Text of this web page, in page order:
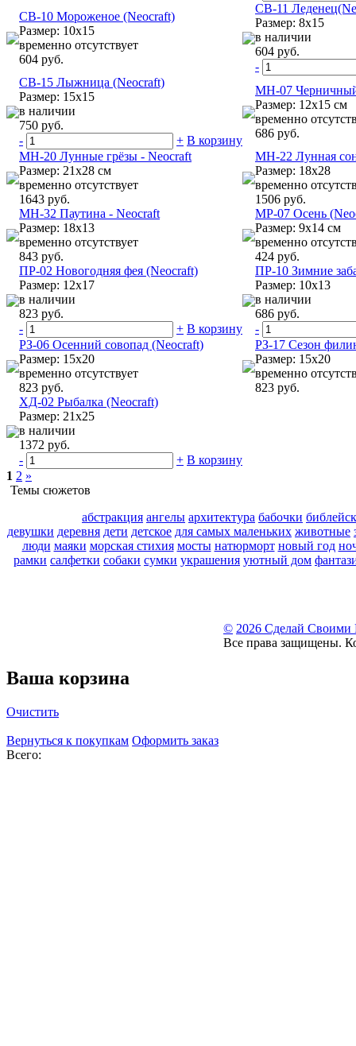
CB-10 Мороженое (Neocraft)
Размер: 10х15
временно отсутствует
604 руб.
CB-11
Размер: 8х15
в наличии
604 руб.
-
CB-15 Лыжница (Neocraft)
Размер: 15х15
в наличии
750 руб.
-
+ В корзину
МН-07 Черничный
Размер: 12х15 см
временно
686 руб.
МН-20 Лунные грёзы - Neocraft
Размер: 21х28 см
временно отсутствует
1643 руб.
МН-22 Лунная
Размер: 18x28
временно
1506 руб.
МН-32 Паутина - Neocraft
Размер: 18x13
временно отсутствует
843 руб.
МР-07 Осень
Размер: 9х14 см
временно
424 руб.
ПР-02 Новогодняя фея (Neocraft)
Размер: 12х17
в наличии
823 руб.
-
+ В корзину
ПР-10 Зимние
Размер: 10х13
в наличии
686 руб.
-
РЗ-06 Осенний совопад (Neocraft)
Размер: 15х20
временно отсутствует
823 руб.
РЗ-17 Сезон
Размер: 15х20
временно
823 руб.
ХД-02 Рыбалка (Neocraft)
Размер: 21х25
в наличии
1372 руб.
-
+ В корзину
1 2 »
Темы сюжетов
абстракция ангелы архитектура бабочки
девушки деревня дети детское для самых маленьких животные
люди маяки морская стихия мосты натюрморт новый год
рамки салфетки собаки сумки украшения уютный дом
© 2026 Сделай Своими
Все права защищены.
Ваша корзина
Очистить
Вернуться к покупкам Оформить заказ
Всего: